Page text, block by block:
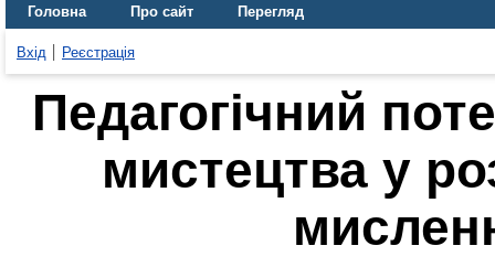
Головна Про сайт Перегляд
Вхід Реєстрація
Педагогічний
мистецтва у